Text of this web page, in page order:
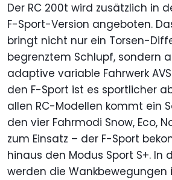
Der RC 200t wird zusätzlich in
F-Sport-Version angeboten.
bringt nicht nur ein Torsen-
begrenztem Schlupf, sondern
adaptive variable Fahrwerk
den F-Sport ist es sportlicher
allen RC-Modellen kommt ein
den vier Fahrmodi Snow, Eco,
zum Einsatz – der F-Sport
hinaus den Modus Sport S+. In
werden die Wankbewegungen